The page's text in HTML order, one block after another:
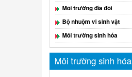
Môi trường đĩa đôi
Bộ nhuộm vi sinh vật
Môi trường sinh hóa
Môi trường sinh hóa